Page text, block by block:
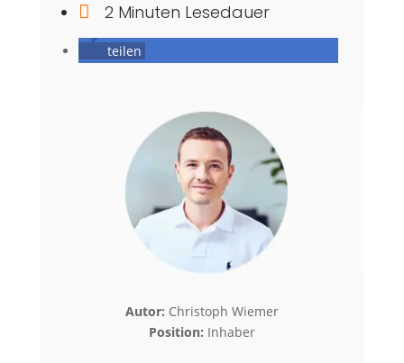
 2 Minuten Lesedauer
teilen
Autor: Christoph Wiemer
Position: Inhaber